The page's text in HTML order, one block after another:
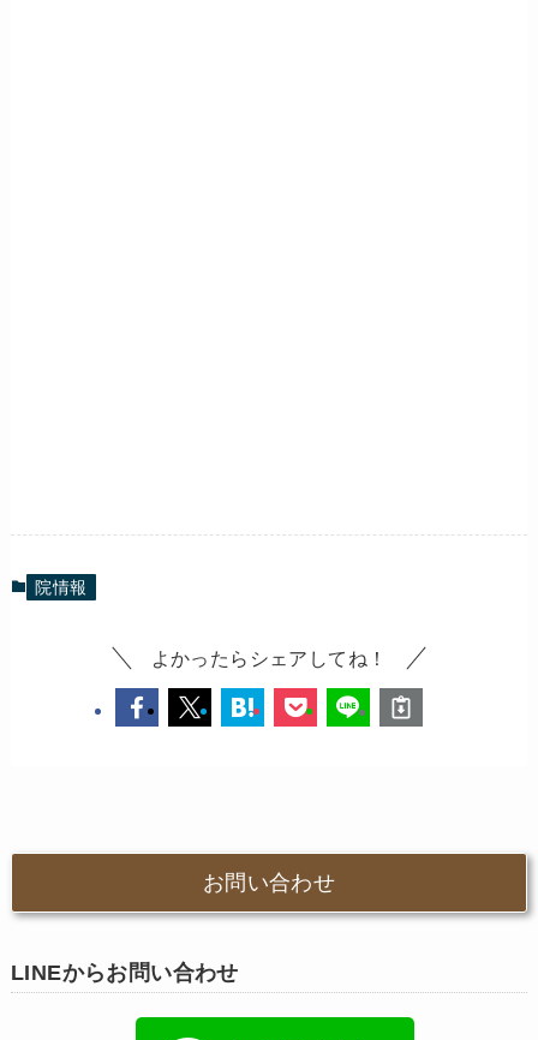
院情報
よかったらシェアしてね！
お問い合わせ
LINEからお問い合わせ